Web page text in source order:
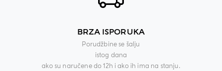
BRZA ISPORUKA
Porudžbine se šalju
istog dana
ako su naručene do 12h i ako ih ima na stanju.